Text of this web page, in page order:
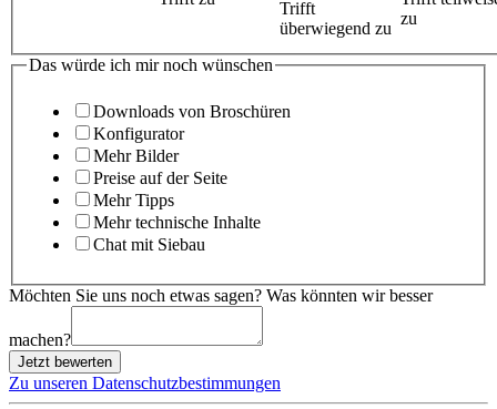
Trifft
überwiegend zu
zu
Das würde ich mir noch wünschen
Downloads von Broschüren
Konfigurator
Mehr Bilder
Preise auf der Seite
Mehr Tipps
Mehr technische Inhalte
Chat mit Siebau
Möchten Sie uns noch etwas sagen? Was könnten wir besser
machen?
Jetzt bewerten
Zu unseren Datenschutzbestimmungen